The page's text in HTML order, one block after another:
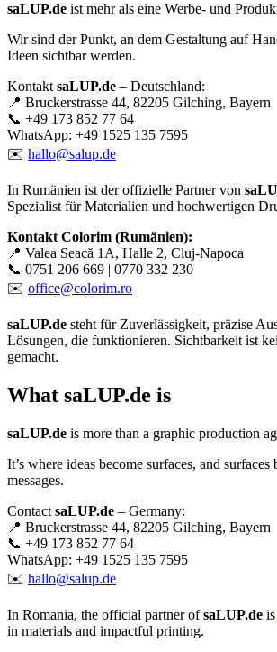
saLUP.de ist mehr als eine Werbe- und
Wir sind der Punkt, an dem Gestaltung auf
Ideen sichtbar werden.
Kontakt saLUP.de – Deutschland:
📍 Bruckerstrasse 44, 82205 Gilching, Bayern
📞 +49 173 852 77 64
WhatsApp: +49 1525 135 7595
✉️ hallo@salup.de
In Rumänien ist der offizielle Partner von
Spezialist für Materialien und hochwertigen
Kontakt Colorim (Rumänien):
📍 Valea Seacă 1A, Halle 2, Cluj-Napoca
📞 0751 206 669 | 0770 332 230
✉️ office@colorim.ro
saLUP.de steht für Zuverlässigkeit, präzise
Lösungen, die funktionieren. Sichtbarkeit ist
gemacht.
What saLUP.de is
saLUP.de is more than a graphic production
It’s where ideas become surfaces, and
messages.
Contact saLUP.de – Germany:
📍 Bruckerstrasse 44, 82205 Gilching, Bayern
📞 +49 173 852 77 64
WhatsApp: +49 1525 135 7595
✉️ hallo@salup.de
In Romania, the official partner ofsaLUP.de is
in materials and impactful printing.